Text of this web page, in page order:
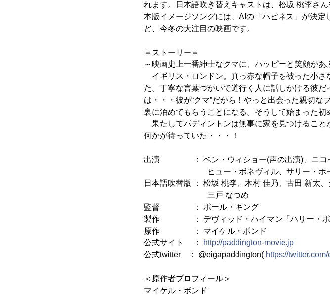
れます。日本語吹き替えキャストは、松坂 桃李さ
本版イメージソングには、AIの「ハピネス」が決
ど、今冬の大注目の映画です。
＝ストーリー＝
～映画史上一番紳士なクマに、ハッピーと笑顔があ
イギリス・ロンドン。真っ赤な帽子を被った小さ
た。丁寧な言葉づかいで道行く人に話しかける彼
は・・・彼が“クマ”だから！やっと出会った親切な
裏に泊めてもらうことになる。そうして始まった初
果たしてパディントンは無事に家を見つけるこ
何かが待っていた・・・！
出演 ： ベン・ウィショー(声の出演)、ニコー
ヒュー・ボネヴィル、サリー・ホー
日本語吹替版 ： 松坂 桃李、木村 佳乃、古田 新太、
三戸 なつめ
監督 ： ポール・キング
製作 ： デヴィッド・ハイマン『ハリー・ポ
原作 ： マイケル・ボンド
公式サイト ：
http://paddington-movie.jp
公式twitter ： @eigapaddington( https://
＜原作者プロフィール＞
マイケル・ボンド